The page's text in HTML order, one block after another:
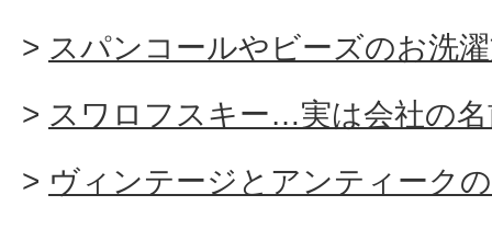
スパンコールやビーズのお洗
スワロフスキー…実は会社の
ヴィンテージとアンティーク